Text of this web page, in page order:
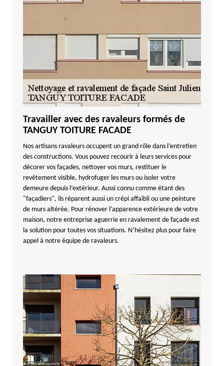
Travailler avec des ravaleurs formés de
TANGUY TOITURE FACADE
Nos artisans ravaleurs occupent un grand rôle dans l’entretien
des constructions. Vous pouvez recourir à leurs services pour
décorer vos façades, nettoyer vos murs, restituer le
revêtement visible, hydrofuger les murs ou isoler votre
demeure depuis l’extérieur. Aussi connu comme étant des
"façadiers", ils réparent aussi un crépi affaibli ou une peinture
de murs altérée. Pour rénover l’apparence extérieure de votre
maison, notre entreprise aguerrie en ravalement de façade est
la solution pour toutes vos situations. N’hésitez plus pour faire
appel à notre équipe de ravaleurs.